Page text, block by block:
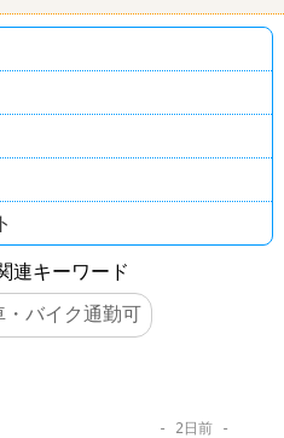
連キーワード
・バイク通勤可
2日前